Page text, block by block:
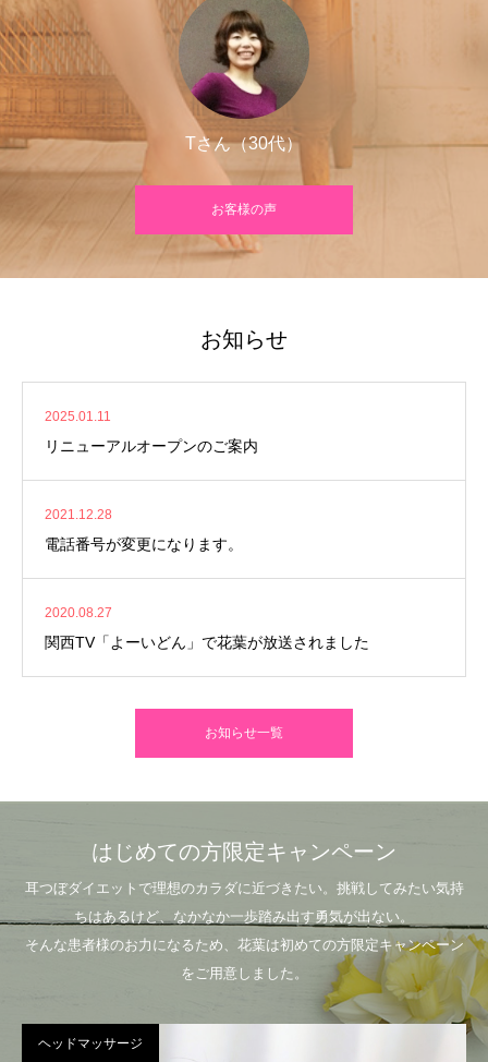
Tさん（30代）
お客様の声
お知らせ
2025.01.11
リニューアルオープンのご案内
2021.12.28
電話番号が変更になります。
2020.08.27
関西TV「よーいどん」で花葉が放送されました
お知らせ一覧
はじめての方限定キャンペーン
耳つぼダイエットで理想のカラダに近づきたい。挑戦してみたい気持
ちはあるけど、なかなか一歩踏み出す勇気が出ない。
そんな患者様のお力になるため、花葉は初めての方限定キャンペーン
をご用意しました。
ヘッドマッサージ